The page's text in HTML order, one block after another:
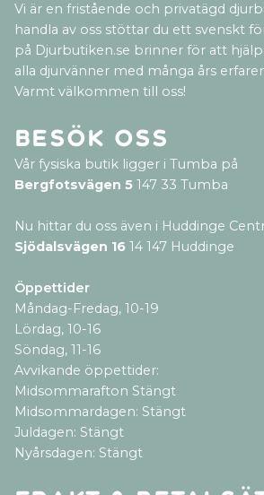
Vi är en fristående och privatägd
handla av oss stöttar du ett svenskt
på Djurbutiken.se brinner för att
alla djurvänner med många års
Varmt välkommen till oss!
Besök oss
Vår fysiska butik ligger i Tumba på
Bergfotsvägen 5 147 33 Tumba
Nu hittar du oss även i Huddinge
Sjödalsvägen 16 14 147 Huddinge
Öppettider
Måndag-Fredag, 10-19
Lördag, 10-16
Söndag, 11-16
Avvikande öppettider:
Midsommarafton Stängt
Midsommardagen: Stängt
Juldagen: Stängt
Nyårsdagen: Stängt